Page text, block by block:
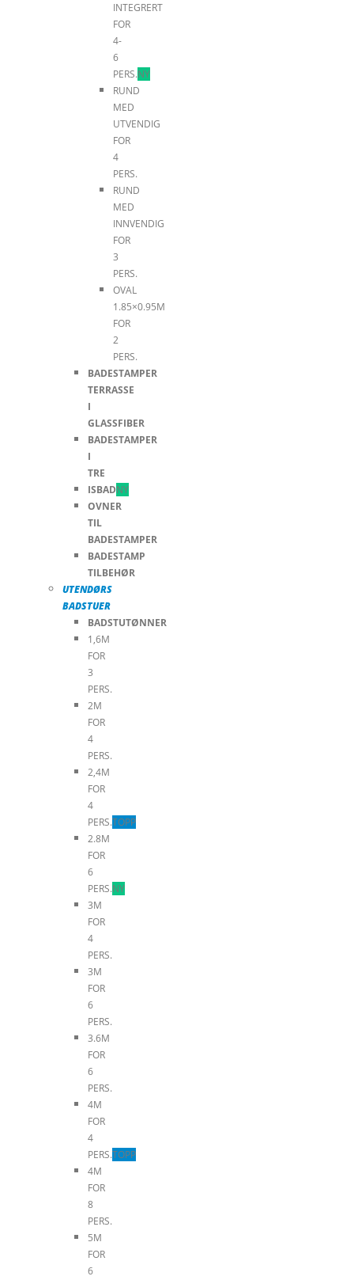
INTEGRERT
FOR
4-
6
PERS.NY
RUND
MED
UTVENDIG
FOR
4
PERS.
RUND
MED
INNVENDIG
FOR
3
PERS.
OVAL
1.85×0.95M
FOR
2
PERS.
BADESTAMPER
TERRASSE
I
GLASSFIBER
BADESTAMPER
I
TRE
ISBADNY
OVNER
TIL
BADESTAMPER
BADESTAMP
TILBEHØR
UTENDØRS
BADSTUER
BADSTUTØNNER
1,6M
FOR
3
PERS.
2M
FOR
4
PERS.
2,4M
FOR
4
PERS.TOPP
2.8M
FOR
6
PERS.NY
3M
FOR
4
PERS.
3M
FOR
6
PERS.
3.6M
FOR
6
PERS.
4M
FOR
4
PERS.TOPP
4M
FOR
8
PERS.
5M
FOR
6